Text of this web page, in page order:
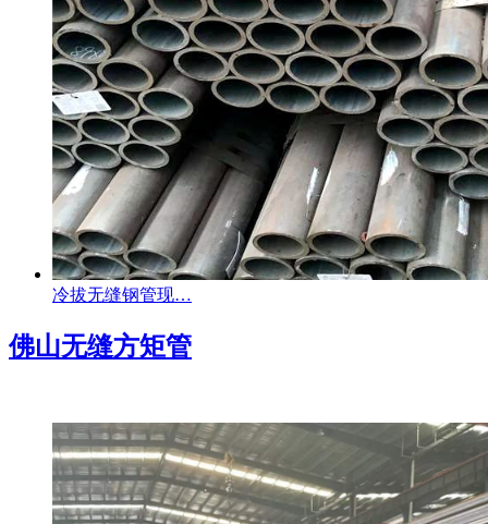
冷拔无缝钢管现…
佛山无缝方矩管